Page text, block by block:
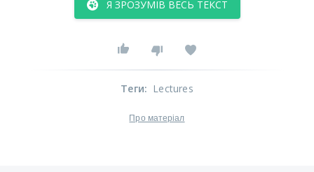
Я ЗРОЗУМІВ ВЕСЬ ТЕКСТ
Теги: Lectures
Про матеріал